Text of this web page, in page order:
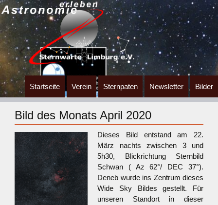
Zum
Inhalt
springen
Startseite Verein Sternpaten Newsletter Bilder
Bild des Monats April 2020
Dieses Bild entstand am 22.
März nachts zwischen 3 und
5h30, Blickrichtung Sternbild
Schwan ( Az 62°/ DEC 37°).
Deneb wurde ins Zentrum dieses
Wide Sky Bildes gestellt. Für
unseren Standort in dieser